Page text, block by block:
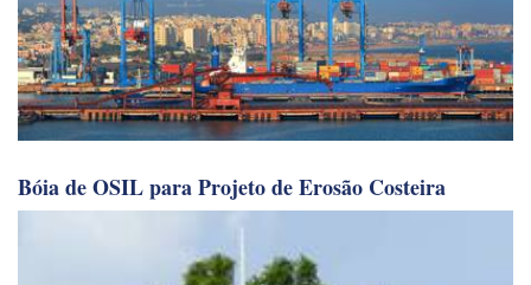
Bóia de OSIL para Projeto de Erosão Costeira